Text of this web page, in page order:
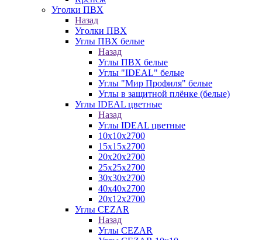
Уголки ПВХ
Назад
Уголки ПВХ
Углы ПВХ белые
Назад
Углы ПВХ белые
Углы "IDEAL" белые
Углы "Мир Профиля" белые
Углы в защитной плёнке (белые)
Углы IDEAL цветные
Назад
Углы IDEAL цветные
10х10х2700
15х15х2700
20х20х2700
25х25х2700
30х30х2700
40х40х2700
20х12х2700
Углы CEZAR
Назад
Углы CEZAR